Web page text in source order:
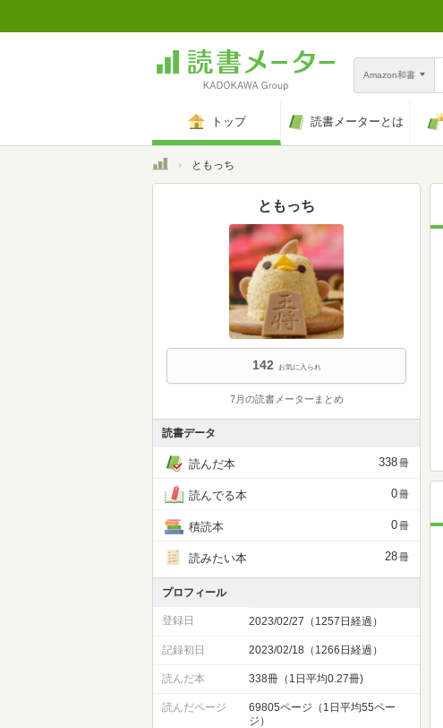
Amazon和書
トップ 読書メーターとは
トップともっち
ともっち
142 お気に入られ
7月の読書メーターまとめ
読書データ
読んだ本 338冊
読んでる本 0冊
積読本 0冊
読みたい本 28冊
プロフィール
登録日 2023/02/27（1257日経過）
記録初日 2023/02/18（1266日経過）
読んだ本 338冊（1日平均0.27冊)
読んだページ
69805ページ（1日平均55ペー
ジ）